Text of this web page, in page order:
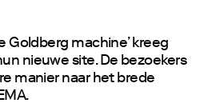
Goldberg machine’ kreeg
nieuwe site. De bezoekers
manier naar het brede